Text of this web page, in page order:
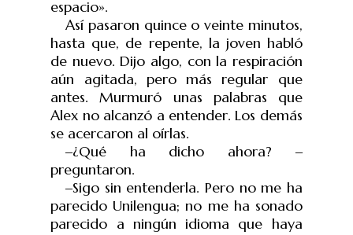
espacio».
Así pasaron quince o veinte minutos,
hasta que, de repente, la joven habló
de nuevo. Dijo algo, con la respiración
aún agitada, pero más regular que
antes. Murmuró unas palabras que
Alex no alcanzó a entender. Los demás
se acercaron al oírlas.
‒¿Qué ha dicho ahora?‒
preguntaron.
‒Sigo sin entenderla. Pero no me ha
parecido Unilengua; no me ha sonado
parecido a ningún idioma que haya